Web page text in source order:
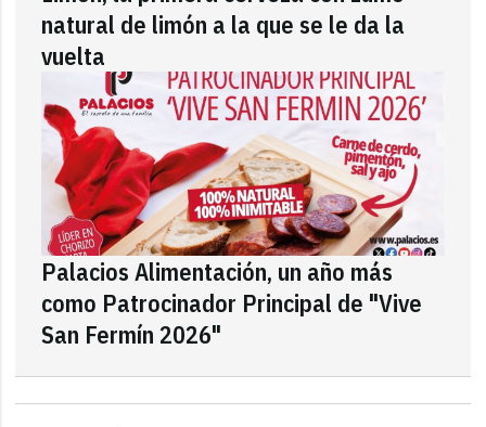
natural de limón a la que se le da la
vuelta
Palacios Alimentación, un año más
como Patrocinador Principal de "Vive
San Fermín 2026"